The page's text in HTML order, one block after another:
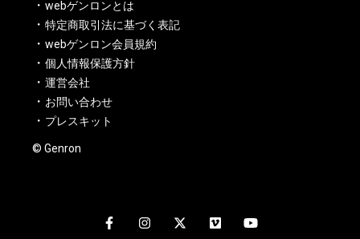
webゲンロンとは
特定商取引法に基づく表記
webゲンロン会員規約
個人情報保護方針
運営会社
お問い合わせ
プレスキット
© Genron